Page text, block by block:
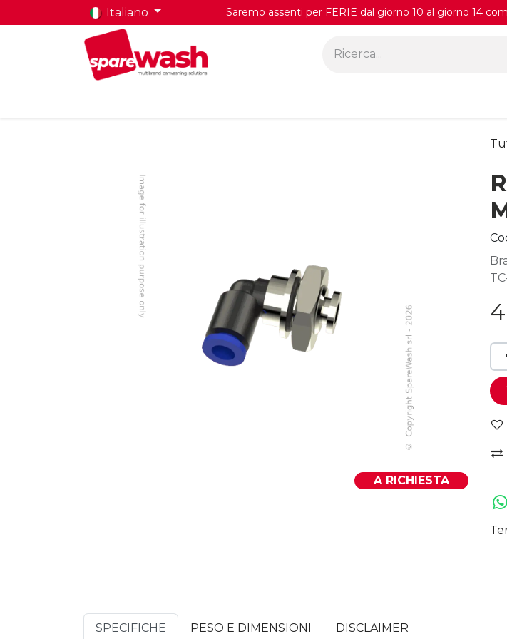
Italiano Saremo assenti per FERIE dal giorno 10 al giorno 14
A RICHIESTA
SPECIFICHE PESO E DIMENSIONI DISCLAIMER